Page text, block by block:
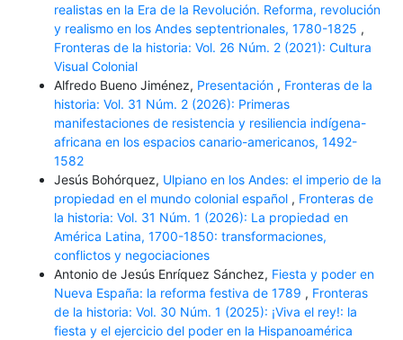
realistas en la Era de la Revolución. Reforma, revolución
y realismo en los Andes septentrionales, 1780-1825 ,
Fronteras de la historia: Vol. 26 Núm. 2 (2021): Cultura
Visual Colonial
Alfredo Bueno Jiménez, Presentación , Fronteras de la
historia: Vol. 31 Núm. 2 (2026): Primeras
manifestaciones de resistencia y resiliencia indígena-
africana en los espacios canario-americanos, 1492-
1582
Jesús Bohórquez, Ulpiano en los Andes: el imperio de la
propiedad en el mundo colonial español , Fronteras de
la historia: Vol. 31 Núm. 1 (2026): La propiedad en
América Latina, 1700-1850: transformaciones,
conflictos y negociaciones
Antonio de Jesús Enríquez Sánchez, Fiesta y poder en
Nueva España: la reforma festiva de 1789 , Fronteras
de la historia: Vol. 30 Núm. 1 (2025): ¡Viva el rey!: la
fiesta y el ejercicio del poder en la Hispanoamérica